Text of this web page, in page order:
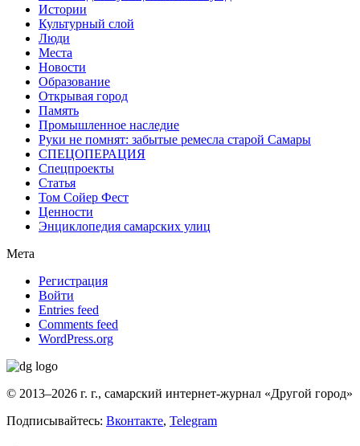
Истории
Культурный слой
Люди
Места
Новости
Образование
Открывая город
Память
Промышленное наследие
Руки не помнят: забытые ремесла старой Самары
СПЕЦОПЕРАЦИЯ
Спецпроекты
Статья
Том Сойер Фест
Ценности
Энциклопедия самарских улиц
Мета
Регистрация
Войти
Entries feed
Comments feed
WordPress.org
© 2013–2026 г. г., самарский интернет-журнал «Другой город»
Подписывайтесь: Вконтакте, Telegram